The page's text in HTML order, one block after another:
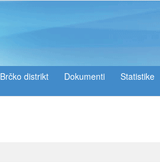
Brčko distrikt Dokumenti Statistike